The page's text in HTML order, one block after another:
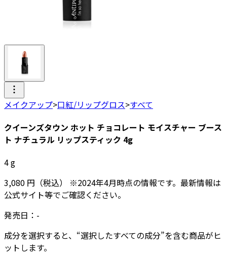
メイクアップ>口紅/リップグロス>すべて
クイーンズタウン ホット チョコレート モイスチャー ブース
ト ナチュラル リップスティック 4g
4g
3,080 円 （税込） ※2024年4月時点の情報です。最新情報は
公式サイト等でご確認ください。
発売日： -
成分を選択すると、“選択したすべての成分”を含む商品がヒ
ットします。